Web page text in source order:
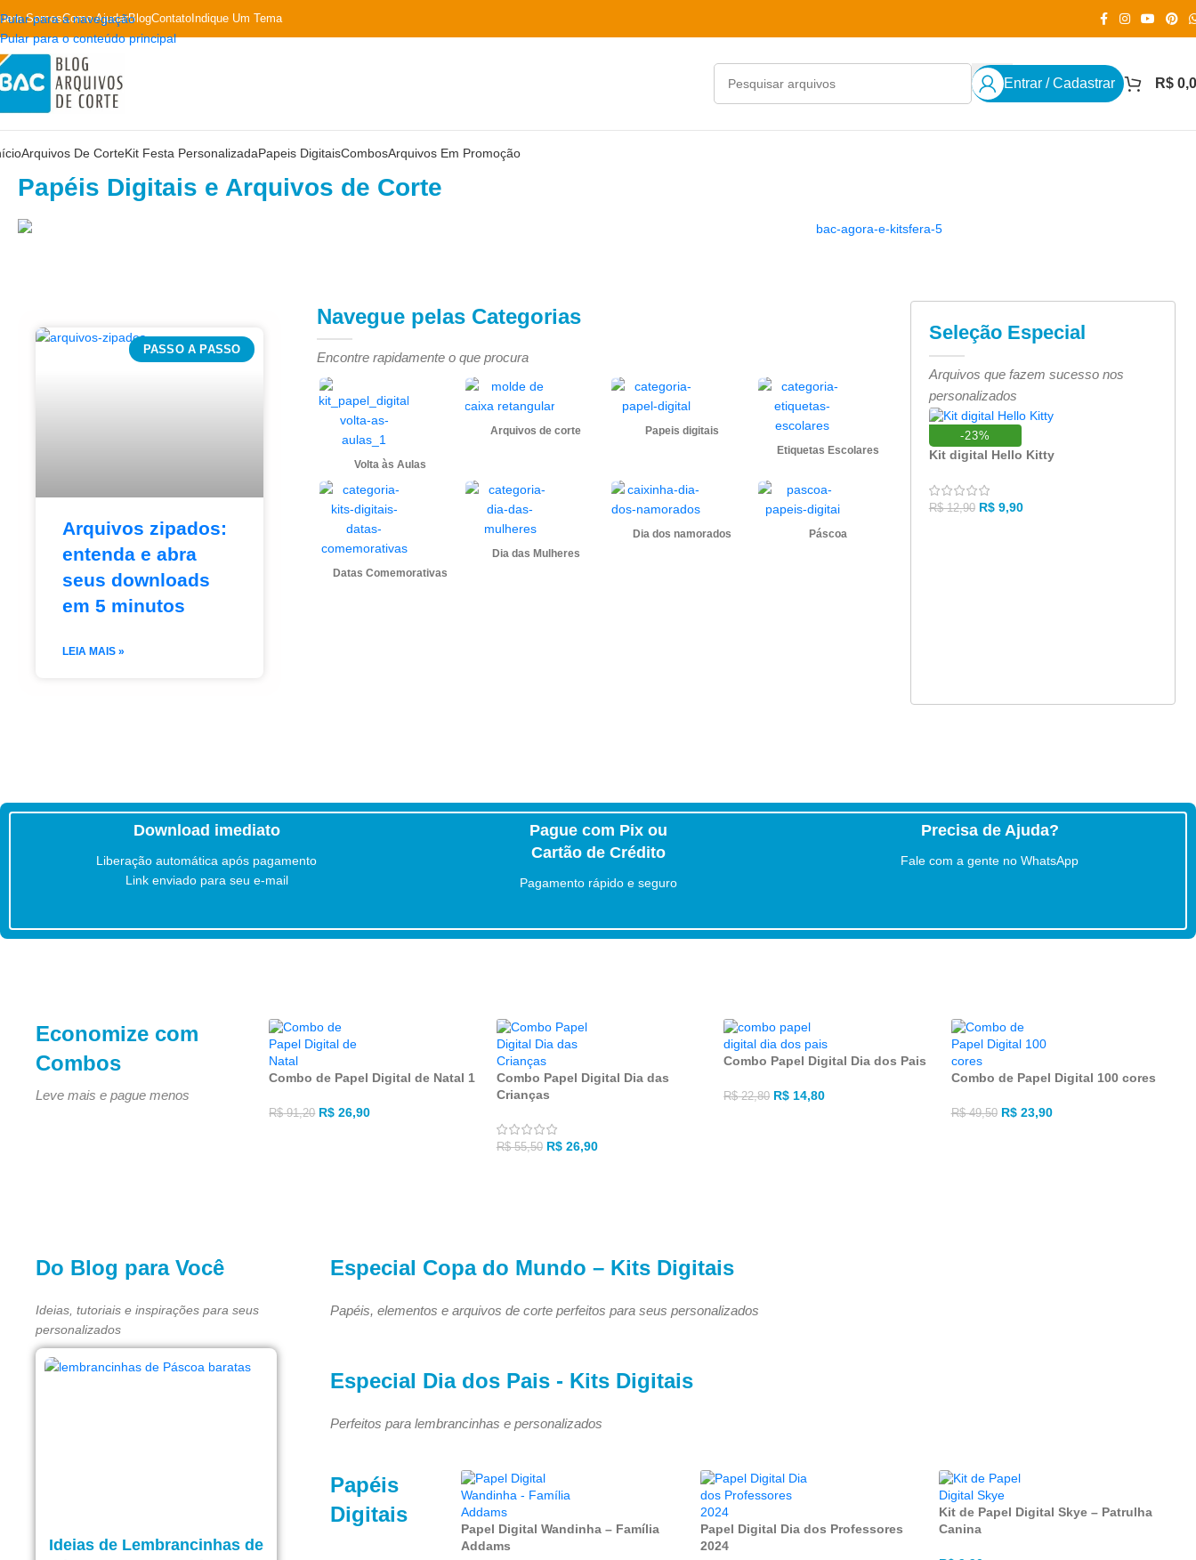
Pular para a navegação
Pular para o conteúdo principal
SomosComo AjudarBlogContato Indique Um Tema
Entrar / Cadastrar R$
Arquivos De CorteKit Festa PersonalizadaPapeis DigitaisCombosArquivos Em Promoção
Papéis Digitais e Arquivos de Corte
PASSO A PASSO
Arquivos zipados:
entenda e abra
seus downloads
em 5 minutos
LEIA MAIS »
Navegue pelas Categorias
Encontre rapidamente o que procura
Volta às Aulas
Arquivos de corte
Papeis digitais
Etiquetas Escolares
Datas Comemorativas
Dia das Mulheres
Dia dos namorados Páscoa
Seleção Especial
Arquivos que fazem sucesso nos
personalizados
-23%
Kit digital Hello Kitty
R$12,90 R$9,90
Download imediato
Liberação automática após pagamento
Link enviado para seu e-mail
Pague com Pix ou
Cartão de Crédito
Pagamento rápido e seguro
Precisa de Ajuda?
Fale com a gente no WhatsApp
Economize com
Combos
Leve mais e pague menos
Combo de Papel Digital de Natal 1
R$91,20 R$ 26,90
Combo Papel Digital Dia das
Crianças
R$55,50 R$26,90
Combo Papel Digital Dia dos Pais
R$22,80 R$ 14,80
Combo de Papel Digital 100 cores
R$49,50 R$23,90
Do Blog para Você
Ideias, tutoriais e inspirações para seus
personalizados
Ideias de Lembrancinhas de
Especial Copa do Mundo – Kits Digitais
Papéis, elementos e arquivos de corte perfeitos para seus personalizados
Especial Dia dos Pais - Kits Digitais
Perfeitos para lembrancinhas e personalizados
Papéis
Digitais
Papel Digital Wandinha – Família
Addams
Papel Digital Dia dos Professores
2024
Kit de Papel Digital Skye – Patrulha
Canina